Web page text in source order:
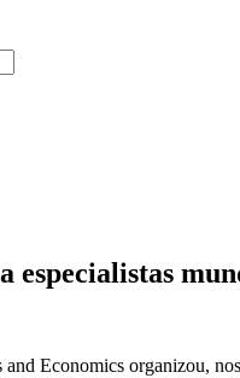
especialistas
Economics organizou,